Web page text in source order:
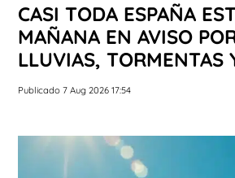
CASI TODA ESPAÑA
MAÑANA EN AVISO
LLUVIAS, TORMENTAS
Publicado 7 Aug 2026 17:54